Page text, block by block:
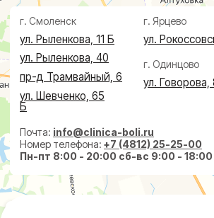
+7 (4812) 25-25-00
Заказать обратный звонок
Пн-пт 8:00 - 20:00 сб-вс 9:00 - 18:00
Лечебные блокады
Малоинвазивная
хирургия
На суставах
На позвоночнике
По проктологии
По флебологии
Социальные проекты
Справки